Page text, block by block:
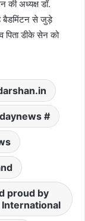
की अध्यक्ष डॉ.
बैडमिंटन से जुड़े
पिता डीके सेन को
#
proud by